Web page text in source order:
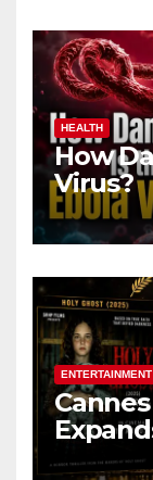
HEALTH
How
Virus?
ENTERTAINMENT
Reach